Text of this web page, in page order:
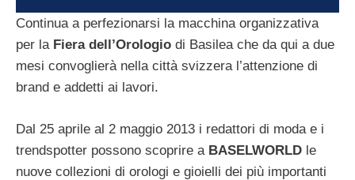
Continua a perfezionarsi la macchina organizzativa
per laFiera dell’Orologio di Basilea che da qui a due
mesi convoglierà nella città svizzera l’attenzione di
brand e addetti ai lavori.
Dal 25 aprile al 2 maggio 2013 i redattori di moda e i
trendspotter possono scoprire a BASELWORLD le
nuove collezioni di orologi e gioielli dei più importanti